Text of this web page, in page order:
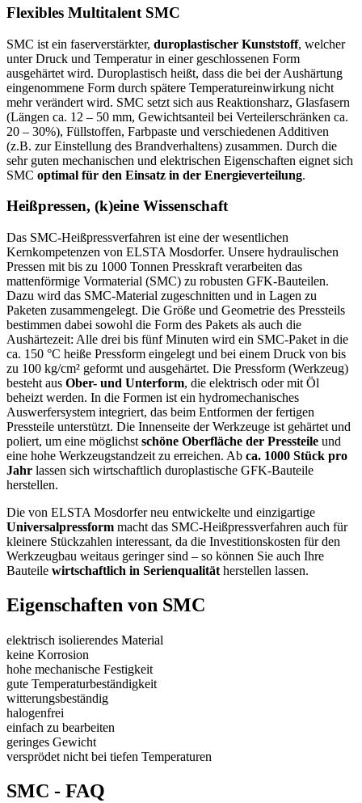
Flexibles Multitalent SMC
SMC ist ein faserverstärkter, duroplastischer Kunststoff, welcher
unter Druck und Temperatur in einer geschlossenen Form
ausgehärtet wird. Duroplastisch heißt, dass die bei der Aushärtung
eingenommene Form durch spätere Temperatureinwirkung nicht
mehr verändert wird. SMC setzt sich aus Reaktionsharz, Glasfasern
(Längen ca. 12 – 50 mm, Gewichtsanteil bei Verteilerschränken ca.
20 – 30%), Füllstoffen, Farbpaste und verschiedenen Additiven
(z.B. zur Einstellung des Brandverhaltens) zusammen. Durch die
sehr guten mechanischen und elektrischen Eigenschaften eignet sich
SMC optimal für den Einsatz in der Energieverteilung.
Heißpressen, (k)eine Wissenschaft
Das SMC-Heißpressverfahren ist eine der wesentlichen
Kernkompetenzen von ELSTA Mosdorfer. Unsere hydraulischen
Pressen mit bis zu 1000 Tonnen Presskraft verarbeiten das
mattenförmige Vormaterial (SMC) zu robusten GFK-Bauteilen.
Dazu wird das SMC-Material zugeschnitten und in Lagen zu
Paketen zusammengelegt. Die Größe und Geometrie des Pressteils
bestimmen dabei sowohl die Form des Pakets als auch die
Aushärtezeit: Alle drei bis fünf Minuten wird ein SMC-Paket in die
ca. 150 °C heiße Pressform eingelegt und bei einem Druck von bis
zu 100 kg/cm² geformt und ausgehärtet. Die Pressform (Werkzeug)
besteht aus Ober- und Unterform, die elektrisch oder mit Öl
beheizt werden. In die Formen ist ein hydromechanisches
Auswerfersystem integriert, das beim Entformen der fertigen
Pressteile unterstützt. Die Innenseite der Werkzeuge ist gehärtet und
poliert, um eine möglichst schöne Oberfläche der Pressteile und
eine hohe Werkzeugstandzeit zu erreichen. Ab ca. 1000 Stück pro
Jahr lassen sich wirtschaftlich duroplastische GFK-Bauteile
herstellen.
Die von ELSTA Mosdorfer neu entwickelte und einzigartige
Universalpressform macht das SMC-Heißpressverfahren auch für
kleinere Stückzahlen interessant, da die Investitionskosten für den
Werkzeugbau weitaus geringer sind – so können Sie auch Ihre
Bauteile wirtschaftlich in Serienqualität herstellen lassen.
Eigenschaften von SMC
elektrisch isolierendes Material
keine Korrosion
hohe mechanische Festigkeit
gute Temperaturbeständigkeit
witterungsbeständig
halogenfrei
einfach zu bearbeiten
geringes Gewicht
versprödet nicht bei tiefen Temperaturen
SMC - FAQ